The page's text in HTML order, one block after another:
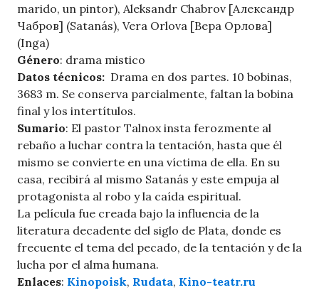
marido, un pintor), Aleksandr Chabrov [Александр
Чабров] (Satanás), Vera Orlova [Вера Орлова]
(Inga)
Género: drama mistico
Datos técnicos: Drama en dos partes. 10 bobinas,
3683 m. Se conserva parcialmente, faltan la bobina
final y los intertítulos.
Sumario: El pastor Talnox insta ferozmente al
rebaño a luchar contra la tentación, hasta que él
mismo se convierte en una víctima de ella. En su
casa, recibirá al mismo Satanás y este empuja al
protagonista al robo y la caída espiritual.
La película fue creada bajo la influencia de la
literatura decadente del siglo de Plata, donde es
frecuente el tema del pecado, de la tentación y de la
lucha por el alma humana.
Enlaces: Kinopoisk, Rudata, Kino-teatr.ru